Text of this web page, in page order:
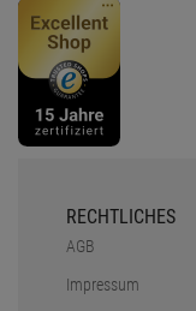
RECHTLICHES
AGB
Impressum